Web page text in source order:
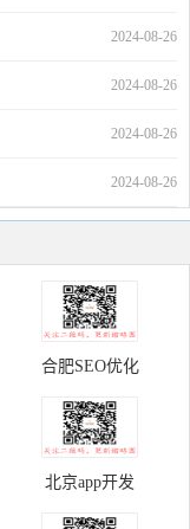
2024-08-26
2024-08-26
2024-08-26
2024-08-26
合肥SEO优化
北京app开发